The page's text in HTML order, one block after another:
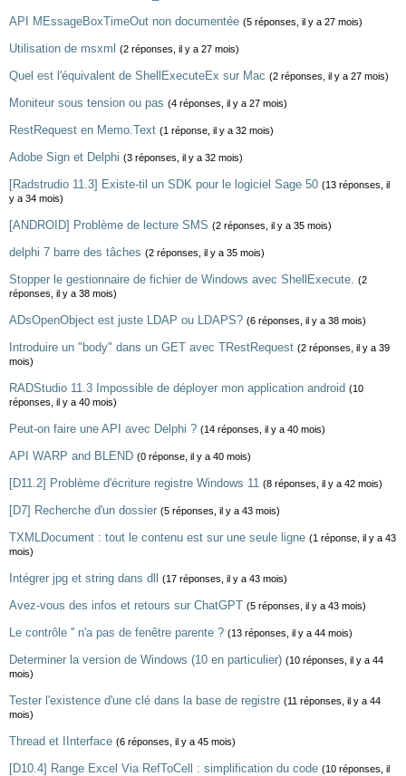
API MEssageBoxTimeOut non documentée (5 réponses, il y a 27 mois)
Utilisation de msxml (2 réponses, il y a 27 mois)
Quel est l'équivalent de ShellExecuteEx sur Mac (2 réponses, il y a 27 mois)
Moniteur sous tension ou pas (4 réponses, il y a 27 mois)
RestRequest en Memo.Text (1 réponse, il y a 32 mois)
Adobe Sign et Delphi (3 réponses, il y a 32 mois)
[Radstrudio 11.3] Existe-til un SDK pour le logiciel Sage 50 (13 réponses, il
y a 34 mois)
[ANDROID] Problème de lecture SMS (2 réponses, il y a 35 mois)
delphi 7 barre des tâches (2 réponses, il y a 35 mois)
Stopper le gestionnaire de fichier de Windows avec ShellExecute. (2
réponses, il y a 38 mois)
ADsOpenObject est juste LDAP ou LDAPS? (6 réponses, il y a 38 mois)
Introduire un "body" dans un GET avec TRestRequest (2 réponses, il y a 39
mois)
RADStudio 11.3 Impossible de déployer mon application android (10
réponses, il y a 40 mois)
Peut-on faire une API avec Delphi ? (14 réponses, il y a 40 mois)
API WARP and BLEND (0 réponse, il y a 40 mois)
[D11.2] Problème d'écriture registre Windows 11 (8 réponses, il y a 42 mois)
[D7] Recherche d'un dossier (5 réponses, il y a 43 mois)
TXMLDocument : tout le contenu est sur une seule ligne (1 réponse, il y a 43
mois)
Intégrer jpg et string dans dll (17 réponses, il y a 43 mois)
Avez-vous des infos et retours sur ChatGPT (5 réponses, il y a 43 mois)
Le contrôle '' n'a pas de fenêtre parente ? (13 réponses, il y a 44 mois)
Determiner la version de Windows (10 en particulier) (10 réponses, il y a 44
mois)
Tester l'existence d'une clé dans la base de registre (11 réponses, il y a 44
mois)
Thread et IInterface (6 réponses, il y a 45 mois)
[D10.4] Range Excel Via RefToCell : simplification du code (10 réponses, il